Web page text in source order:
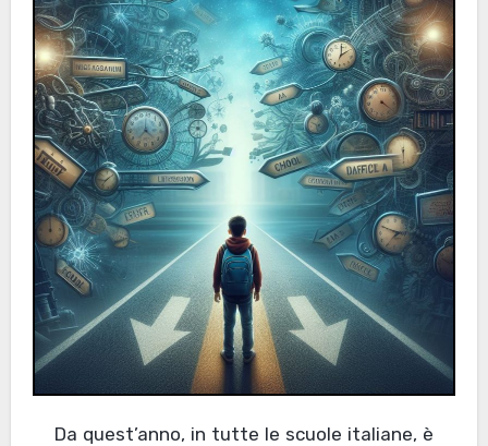
Da quest’anno, in tutte le scuole italiane, è